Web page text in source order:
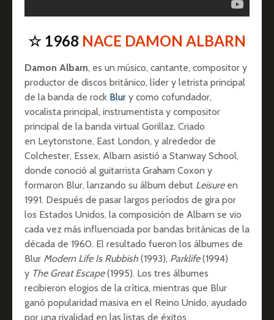
☆ 1968 NACE DAMON ALBARN
Damon Albarn, es un músico, cantante, compositor y
productor de discos británico, líder y letrista principal
de la banda de rock Blur y como cofundador,
vocalista principal, instrumentista y compositor
principal de la banda virtual Gorillaz. Criado
en Leytonstone, East London, y alrededor de
Colchester, Essex, Albarn asistió a Stanway School,
donde conoció al guitarrista Graham Coxon y
formaron Blur, lanzando su álbum debut Leisureen
1991. Después de pasar largos períodos de gira por
los Estados Unidos, la composición de Albarn se vio
cada vez más influenciada por bandas británicas de la
década de 1960. El resultado fueron los álbumes de
Blur Modern Life Is Rubbish (1993), Parklife(1994)
y The Great Escape(1995). Los tres álbumes
recibieron elogios de la crítica, mientras que Blur
ganó popularidad masiva en el Reino Unido, ayudado
por una rivalidad en las listas de éxitos